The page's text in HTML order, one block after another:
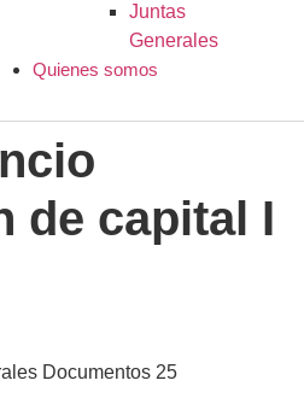
Juntas
Generales
Quienes somos
de capital I
Documentos 25